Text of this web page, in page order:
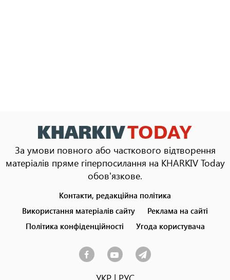
За умови повного або часткового відтворення
матеріалів пряме гіперпосилання на KHARKIV Today
обов'язкове.
menu
Контакти, редакційна політика
Використання матеріалів сайту
Реклама на сайті
Політика конфіденційності
Угода користувача